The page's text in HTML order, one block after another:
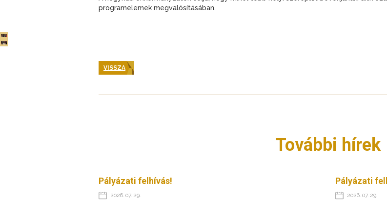
programelemek megvalósításában.
VISSZA
További hírek
Pályázati felhívás!
2026. 07. 29.
Pályázati
2026. 07. 29.